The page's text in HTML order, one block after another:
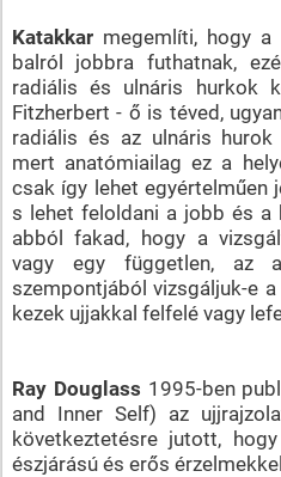
Katakkarmegemlíti, hogy a
balról jobbra futhatnak,
radiális és ulnáris hurkok
Fitzherbert - ő is téved,
radiális és az ulnáris
mert anatómiailag ez a
csak így lehet egyértelműen
s lehet feloldani a jobb és
abból fakad, hogy a
vagy egy független, az
szempontjából vizsgáljuk-e
kezek ujjakkal felfelé vagy
Ray Douglass 1995-ben
and Inner Self) az
következtetésre jutott,
észjárású és erős